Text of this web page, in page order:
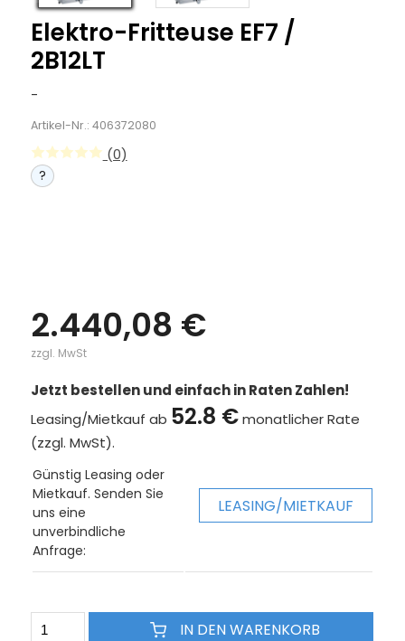
Elektro-Fritteuse EF7 /
2B12LT
-
Artikel-Nr.: 406372080
(0)
?
2.440,08 €
zzgl. MwSt
Jetzt bestellen und einfach in Raten Zahlen!
Leasing/Mietkauf ab 52.8 €monatlicher Rate
(zzgl. MwSt).
Günstig Leasing oder
Mietkauf. Senden Sie
uns eine
unverbindliche
Anfrage:
LEASING/MIETKAUF
IN DEN WARENKORB